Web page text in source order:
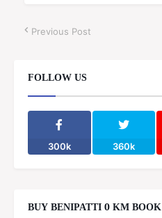
Previous Post
FOLLOW US
300k 360k
BUY BENIPATTI 0 KM BOOK